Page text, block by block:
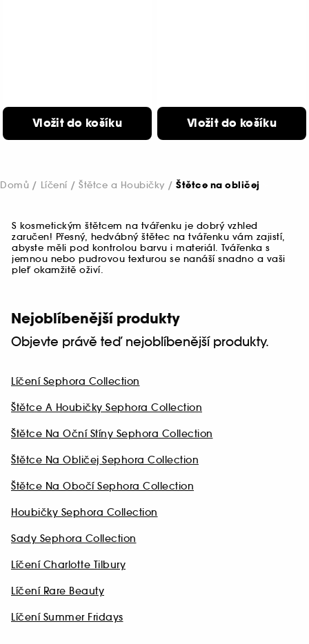
Vložit do košíku Vložit do košíku
Domů Líčení Štětce a Houbičky Štětce na obličej
S kosmetickým štětcem na tvářenku je dobrý vzhled
zaručen! Přesný, hedvábný štětec na tvářenku vám zajistí,
abyste měli pod kontrolou barvu i materiál. Tvářenka s
jemnou nebo pudrovou texturou se nanáší snadno a vaši
pleť okamžitě oživí.
Nejoblíbenější produkty
Objevte právě teď nejoblíbenější produkty.
Líčení Sephora Collection
Štětce A Houbičky Sephora Collection
Štětce Na Oční Stíny Sephora Collection
Štětce Na Obličej Sephora Collection
Štětce Na Obočí Sephora Collection
Houbičky Sephora Collection
Sady Sephora Collection
Líčení Charlotte Tilbury
Líčení Rare Beauty
Líčení Summer Fridays